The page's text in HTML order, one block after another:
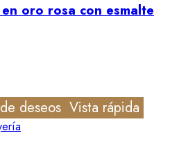
oro rosa con esmalte
deseos Vista rápida